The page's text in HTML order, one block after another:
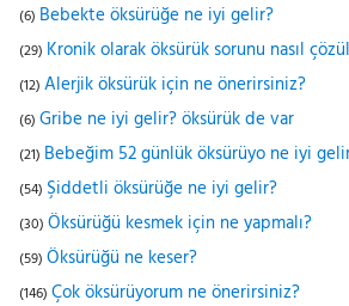
(6) Bebekte öksürüğe ne iyi gelir?
(29) Kronik olarak öksürük sorunu nasıl
(12) Alerjik öksürük için ne önerirsiniz?
(6) Gribe ne iyi gelir? öksürük de var
(21) Bebeğim 52 günlük öksürüyo ne iyi
(54) Şiddetli öksürüğe ne iyi gelir?
(30) Öksürüğü kesmek için ne yapmalı?
(59) Öksürüğü ne keser?
(146) Çok öksürüyorum ne önerirsiniz?